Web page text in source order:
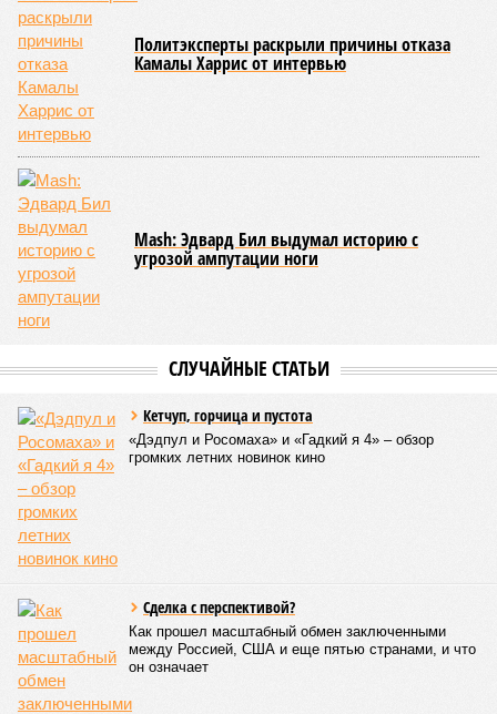
Политэксперты раскрыли причины отказа
Камалы Харрис от интервью
Mash: Эдвард Бил выдумал историю с
угрозой ампутации ноги
СЛУЧАЙНЫЕ СТАТЬИ
Кетчуп, горчица и пустота
«Дэдпул и Росомаха» и «Гадкий я 4» – обзор
громких летних новинок кино
Сделка с перспективой?
Как прошел масштабный обмен заключенными
между Россией, США и еще пятью странами, и что
он означает